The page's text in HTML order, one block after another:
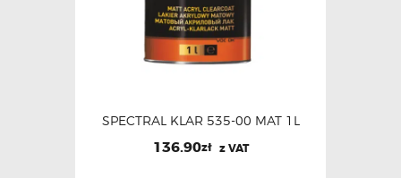
SPECTRAL KLAR 535-00 MAT 1L
136.90zł z VAT